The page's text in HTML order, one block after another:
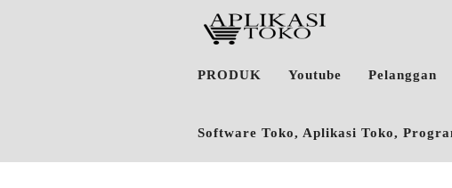
PRODUK Youtube Pelanggan
Software Toko, Aplikasi Toko,